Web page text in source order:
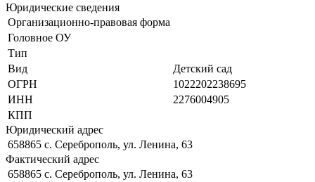
Юридические сведения
Организационно-правовая форма
Головное ОУ
Тип
Вид
Детский сад
ОГРН
1022202238695
ИНН
2276004905
КПП
Юридический адрес
658865 с. Сереброполь, ул. Ленина, 63
Фактический адрес
658865 с. Сереброполь, ул. Ленина, 63